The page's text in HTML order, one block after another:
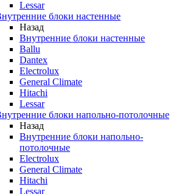
Lessar
блоки настенные
Назад
Внутренние блоки настенные
Ballu
Dantex
Electrolux
General Climate
Hitachi
Lessar
блоки напольно-потолочные
Назад
Внутренние блоки напольно-
потолочные
Electrolux
General Climate
Hitachi
Lessar